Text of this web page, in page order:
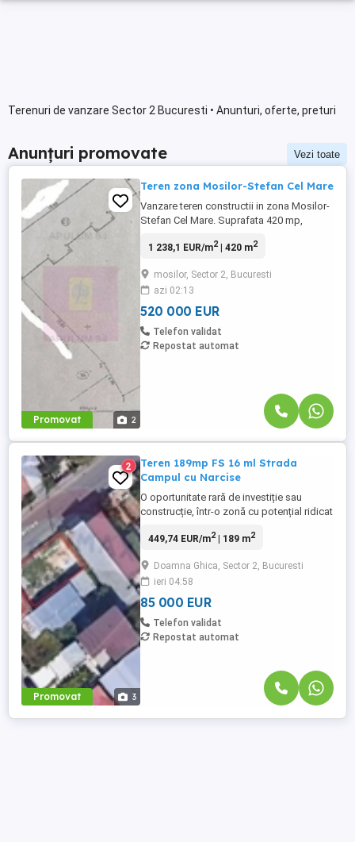
Terenuri de vanzare Sector 2 Bucuresti • Anunturi, oferte, preturi
Anunțuri promovate Vezi toate
Promovat 2
Teren zona Mosilor-Stefan Cel Mare
Vanzare teren constructii in zona Mosilor-
Stefan Cel Mare. Suprafata 420 mp,
afla o casa demolabila cu amprenta
imediat catre Stefan Cel Mare, Calea
Mosilor, sau Mihai Eminescu
1 238,1 EUR/m2| 420 m2
mosilor, Sector 2, Bucuresti
azi 02:13
520 000 EUR
Telefon validat
Repostat automat
Promovat 3
2
Teren 189mp FS 16 ml Strada
Campul cu Narcise
O oportunitate rară de investiție sau
construcție, într-o zonă cu potențial ridicat
Deschidere stradală: 16 metri liniari Regim
Localizare excelentă: Terenul se află pe
Str. Câmpul cu Narcise într-un cartier activ
și dinamic, ...
449,74 EUR/m2| 189 m2
Doamna Ghica, Sector 2, Bucuresti
ieri 04:58
85 000 EUR
Telefon validat
Repostat automat